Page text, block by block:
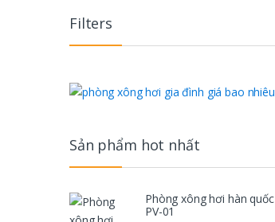
Filters
Sản phẩm hot nhất
Phòng xông hơi hàn quốc
PV-01